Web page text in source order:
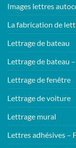
Images lettres
La fabrication de
Lettrage de bateau
Lettrage de bateau
Lettrage de fenêtre
Lettrage de voiture
Lettrage mural
Lettres adhésives –